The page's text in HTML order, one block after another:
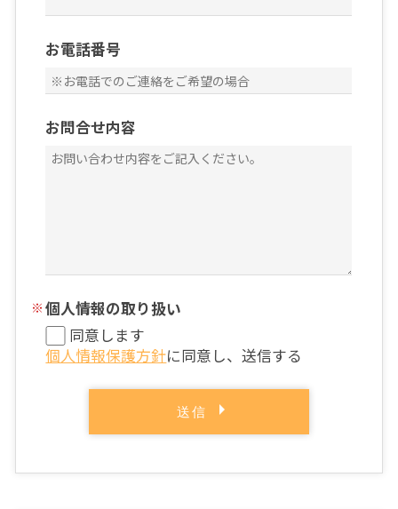
お電話番号
お問合せ内容
個人情報の取り扱い
同意します
個人情報保護方針に同意し、送信する